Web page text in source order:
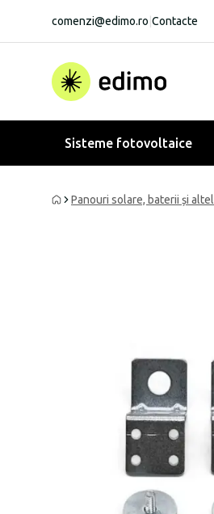
comenzi@edimo.ro Contacte
Sisteme fotovoltaice
Panouri solare, baterii și